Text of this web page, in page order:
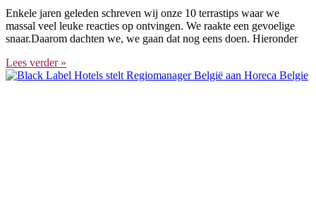
Enkele jaren geleden schreven wij onze 10 terrastips waar we
massal veel leuke reacties op ontvingen. We raakte een gevoelige
snaar.Daarom dachten we, we gaan dat nog eens doen. Hieronder
Lees verder »